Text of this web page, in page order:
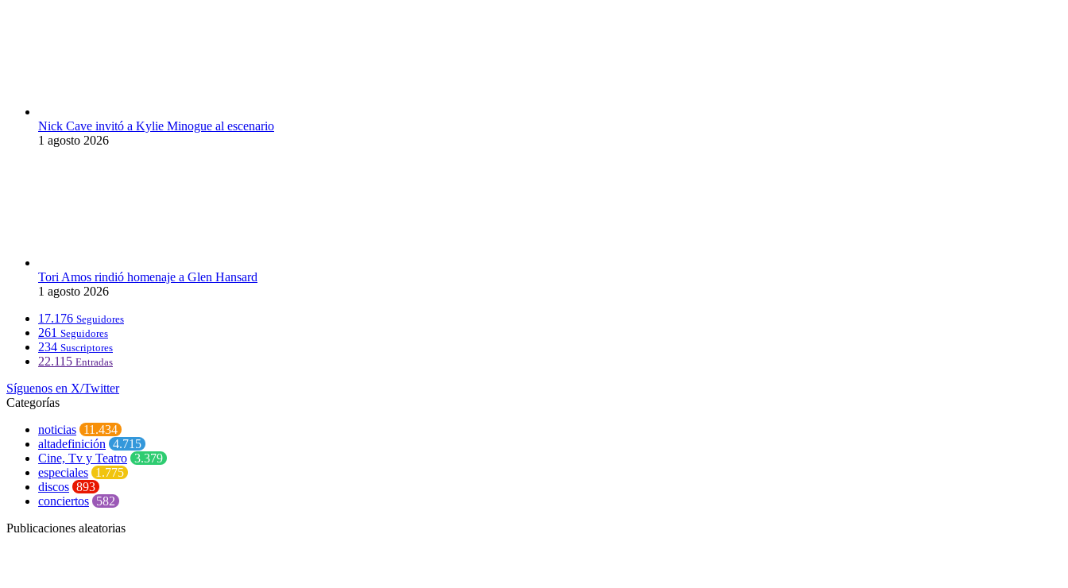
Nick Cave invitó a Kylie Minogue al escenario
1 agosto 2026
Tori Amos rindió homenaje a Glen Hansard
1 agosto 2026
17.176 Seguidores
261 Seguidores
234 Suscriptores
22.115 Entradas
Síguenos en X/Twitter
Categorías
noticias 11.434
altadefinición 4.715
Cine, Tv y Teatro 3.379
especiales 1.775
discos 893
conciertos 582
Publicaciones aleatorias